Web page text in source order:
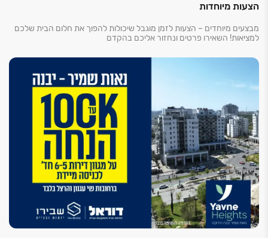
הצעות מיוחדות
מבצעים מיוחדים – הצעות לזמן מוגבל שיכולות להפוך את חלום הבית שלכם
למציאות! השאירו פרטים ונחזור אליכם בהקדם